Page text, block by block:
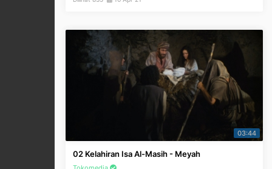
03:44
02 Kelahiran Isa Al-Masih - Meyah